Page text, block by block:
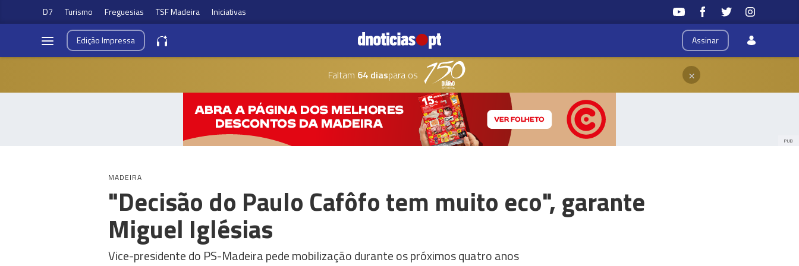
D7 Turismo Freguesias TSF Madeira Iniciativas
Assinar
EdiçãoImpressa
Faltam 64 diaspara os ×
PUB
MADEIRA
"Decisão do Paulo Cafôfo tem muito eco", garante
Miguel Iglésias
Vice-presidente do PS-Madeira pede mobilização durante os próximos quatro anos